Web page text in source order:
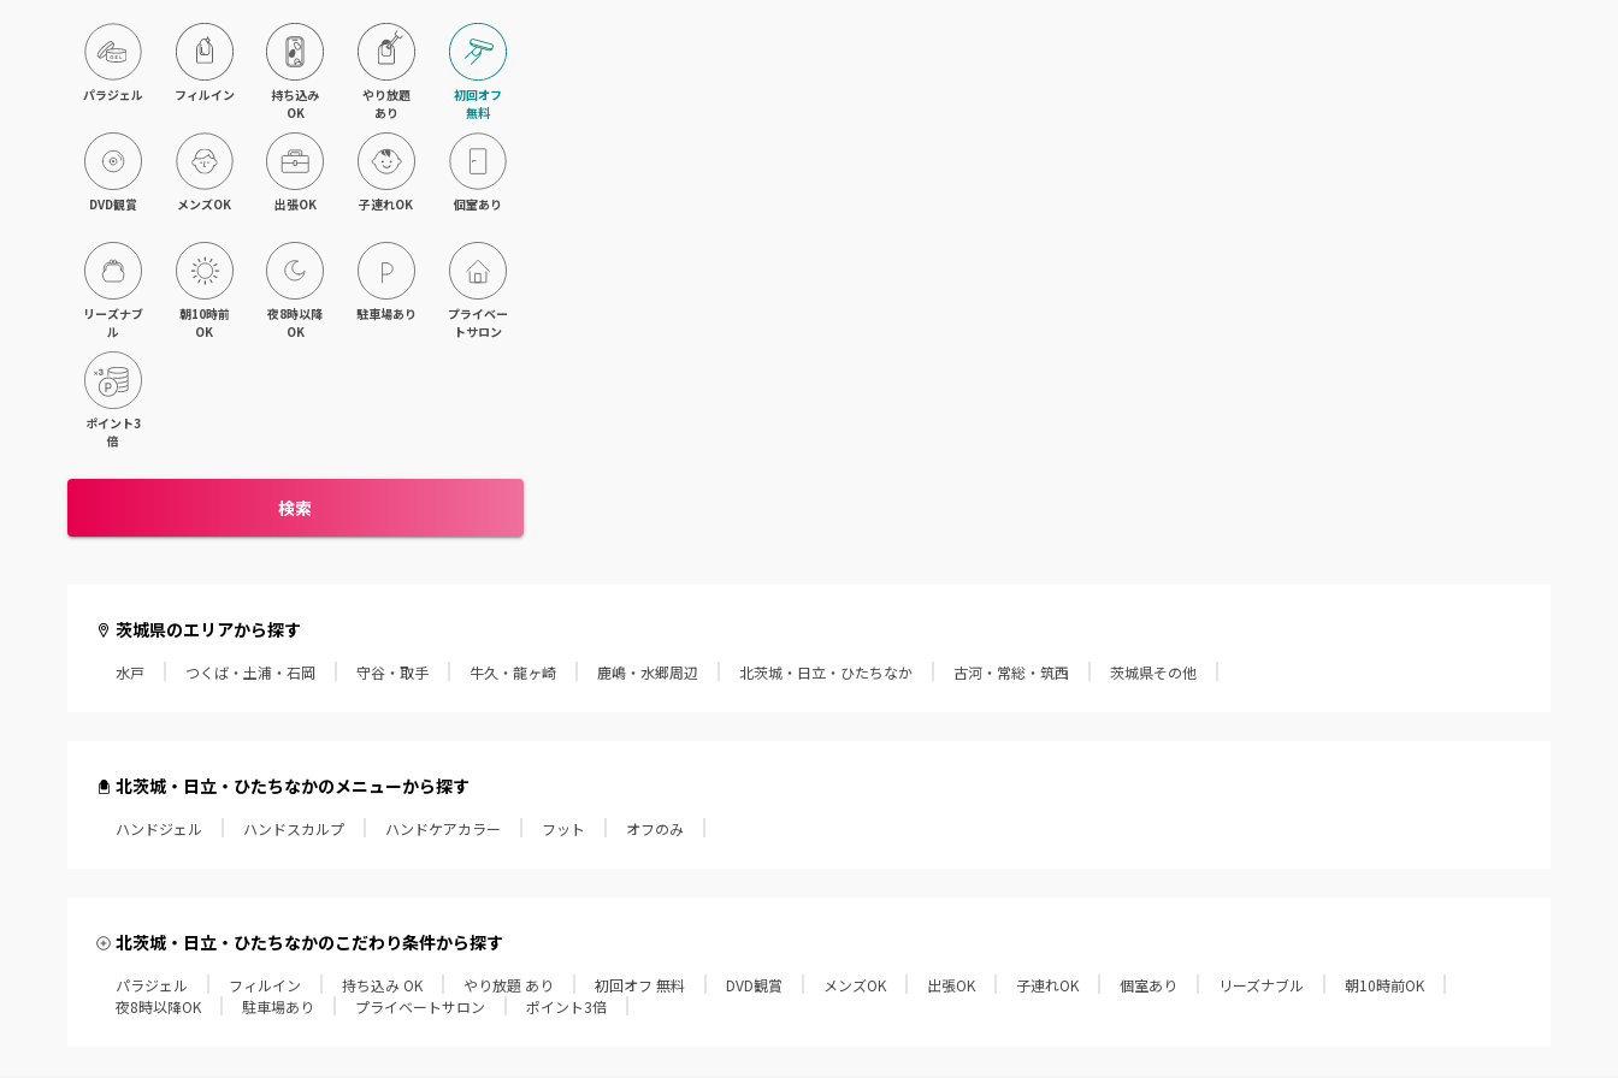
パラジェル フィルイン
持ち込み
OK
やり放題
あり
初回オフ
無料
DVD観賞 メンズOK 出張OK 子連れOK 個室あり
リーズナブ
ル
朝10時前
OK
夜8時以降
OK
駐車場あり
プライベー
トサロン
ポイント3
倍
検索
茨城県のエリアから探す
水戸 つくば・土浦・石岡 守谷・取手 牛久・龍ヶ崎 鹿嶋・水郷周辺 北茨城・日立・ひたちなか 古河・常総・筑西 茨城県その他
北茨城・日立・ひたちなかのメニューから探す
ハンドジェル ハンドスカルプ ハンドケアカラー フット オフのみ
北茨城・日立・ひたちなかのこだわり条件から探す
パラジェル フィルイン 持ち込み OK やり放題 あり 初回オフ 無料 DVD観賞 メンズOK 出張OK 子連れOK 個室あり リーズナブル
朝10時前OK
夜8時以降OK
駐車場あり プライベートサロン ポイント3倍